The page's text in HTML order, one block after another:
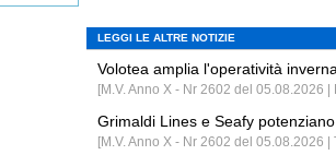
LEGGI LE ALTRE NOTIZIE
Volotea amplia l'operatività
[M.V. Anno X - Nr 2602 del 05.08.2026 |
Grimaldi Lines e Seafy
[M.V. Anno X - Nr 2602 del 05.08.2026 |